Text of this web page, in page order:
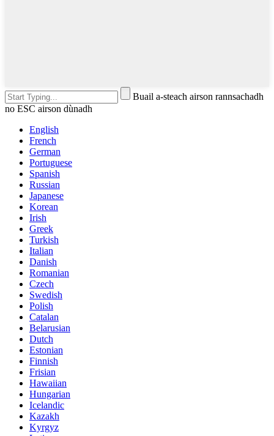
Buail a-steach airson rannsachadh
no ESC airson dùnadh
English
French
German
Portuguese
Spanish
Russian
Japanese
Korean
Irish
Greek
Turkish
Italian
Danish
Romanian
Czech
Swedish
Polish
Catalan
Belarusian
Dutch
Estonian
Finnish
Frisian
Hawaiian
Hungarian
Icelandic
Kazakh
Kyrgyz